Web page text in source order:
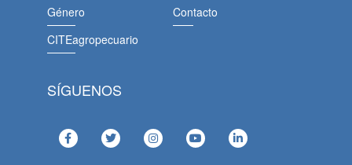
Género
CITEagropecuario
Contacto
SÍGUENOS